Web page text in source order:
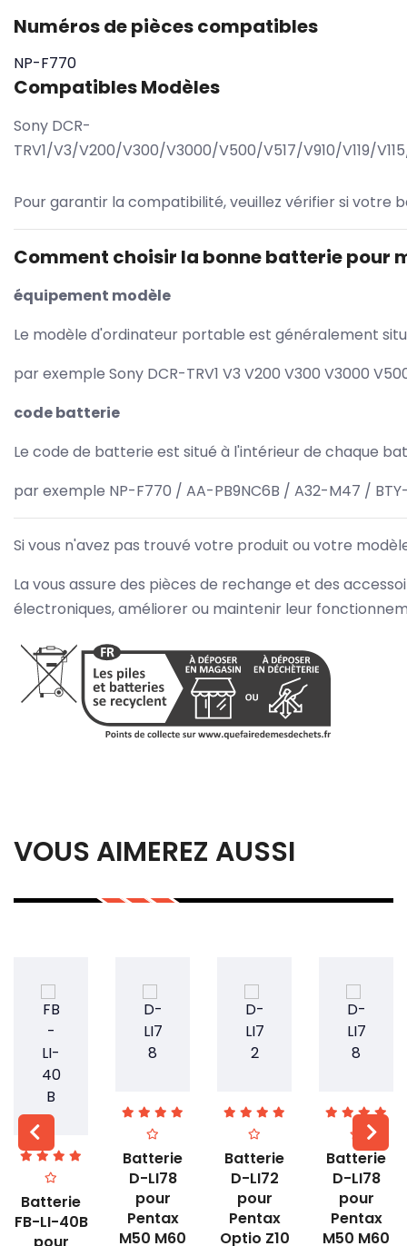
Numéros de pièces compatibles
NP-F770
Compatibles Modèles
Sony DCR-
TRV1/V3/V200/V300/V3000/V500/V517/V910/V119/
Pour garantir la compatibilité, veuillez vérifier si
Comment choisir la bonne batterie pour
équipement modèle
Le modèle d'ordinateur portable est généralement
par exemple Sony DCR-TRV1 V3 V200 V300 V3000
code batterie
Le code de batterie est situé à l'intérieur de chaque
par exemple NP-F770 / AA-PB9NC6B / A32-M47 /
Si vous n'avez pas trouvé votre produit ou votre
La vous assure des pièces de rechange et des
électroniques, améliorer ou maintenir leur
VOUS AIMEREZ AUSSI
Batterie
FB-LI-40B
Batterie
D-LI78
pour
Pentax
M50 M60
Batterie
D-LI72
pour
Pentax
Optio Z10
Batterie
D-LI78
pour
Pentax
M50 M60